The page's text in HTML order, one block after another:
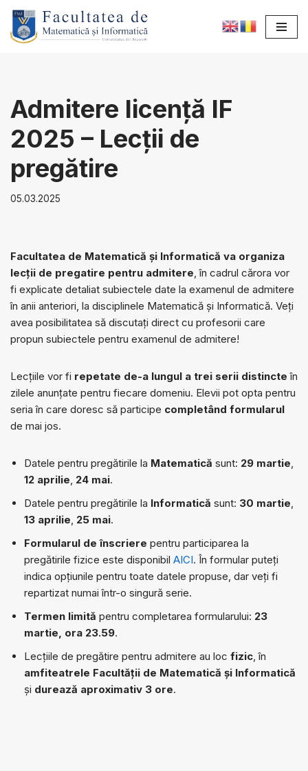
Sari
Admitere licență IF
2025 – Lecții de
pregătire
05.03.2025
Facultatea de Matematică și Informatică va organiza
lecții de pregatire pentru admitere, în cadrul cărora vor
fi explicate detaliat subiectele date la examenul de admitere
în anii anteriori, la disciplinele Matematică și Informatică. Veți
avea posibilitatea să discutați direct cu profesorii care
propun subiectele pentru examenul de admitere!
Lecțiile vor fi repetate de-a lungul a trei serii distincte în
zilele anunțate pentru fiecare domeniu. Elevii pot opta pentru
seria în care doresc să participe completând formularul
de mai jos.
Datele pentru pregătirile la Matematică sunt: 29 martie,
12 aprilie, 24 mai.
Datele pentru pregătirile la Informatică sunt: 30 martie,
13 aprilie, 25 mai.
Formularul de înscriere pentru participarea la
pregătirile fizice este disponibil AICI. În formular puteți
indica opțiunile pentru toate datele propuse, dar veți fi
repartizat numai într-o singură serie.
Termen limită pentru completarea formularului: 23
martie, ora 23.59.
Lecțiile de pregătire pentru admitere au loc fizic, în
amfiteatrele Facultății de Matematică și Informatică
și durează aproximativ 3 ore.